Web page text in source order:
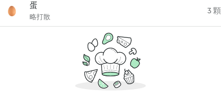
蛋
略打散
3 顆